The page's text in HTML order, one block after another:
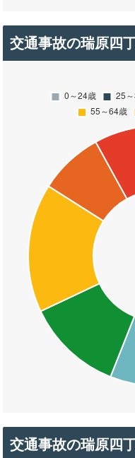
交通事故の瑞原四
交通事故の瑞原四